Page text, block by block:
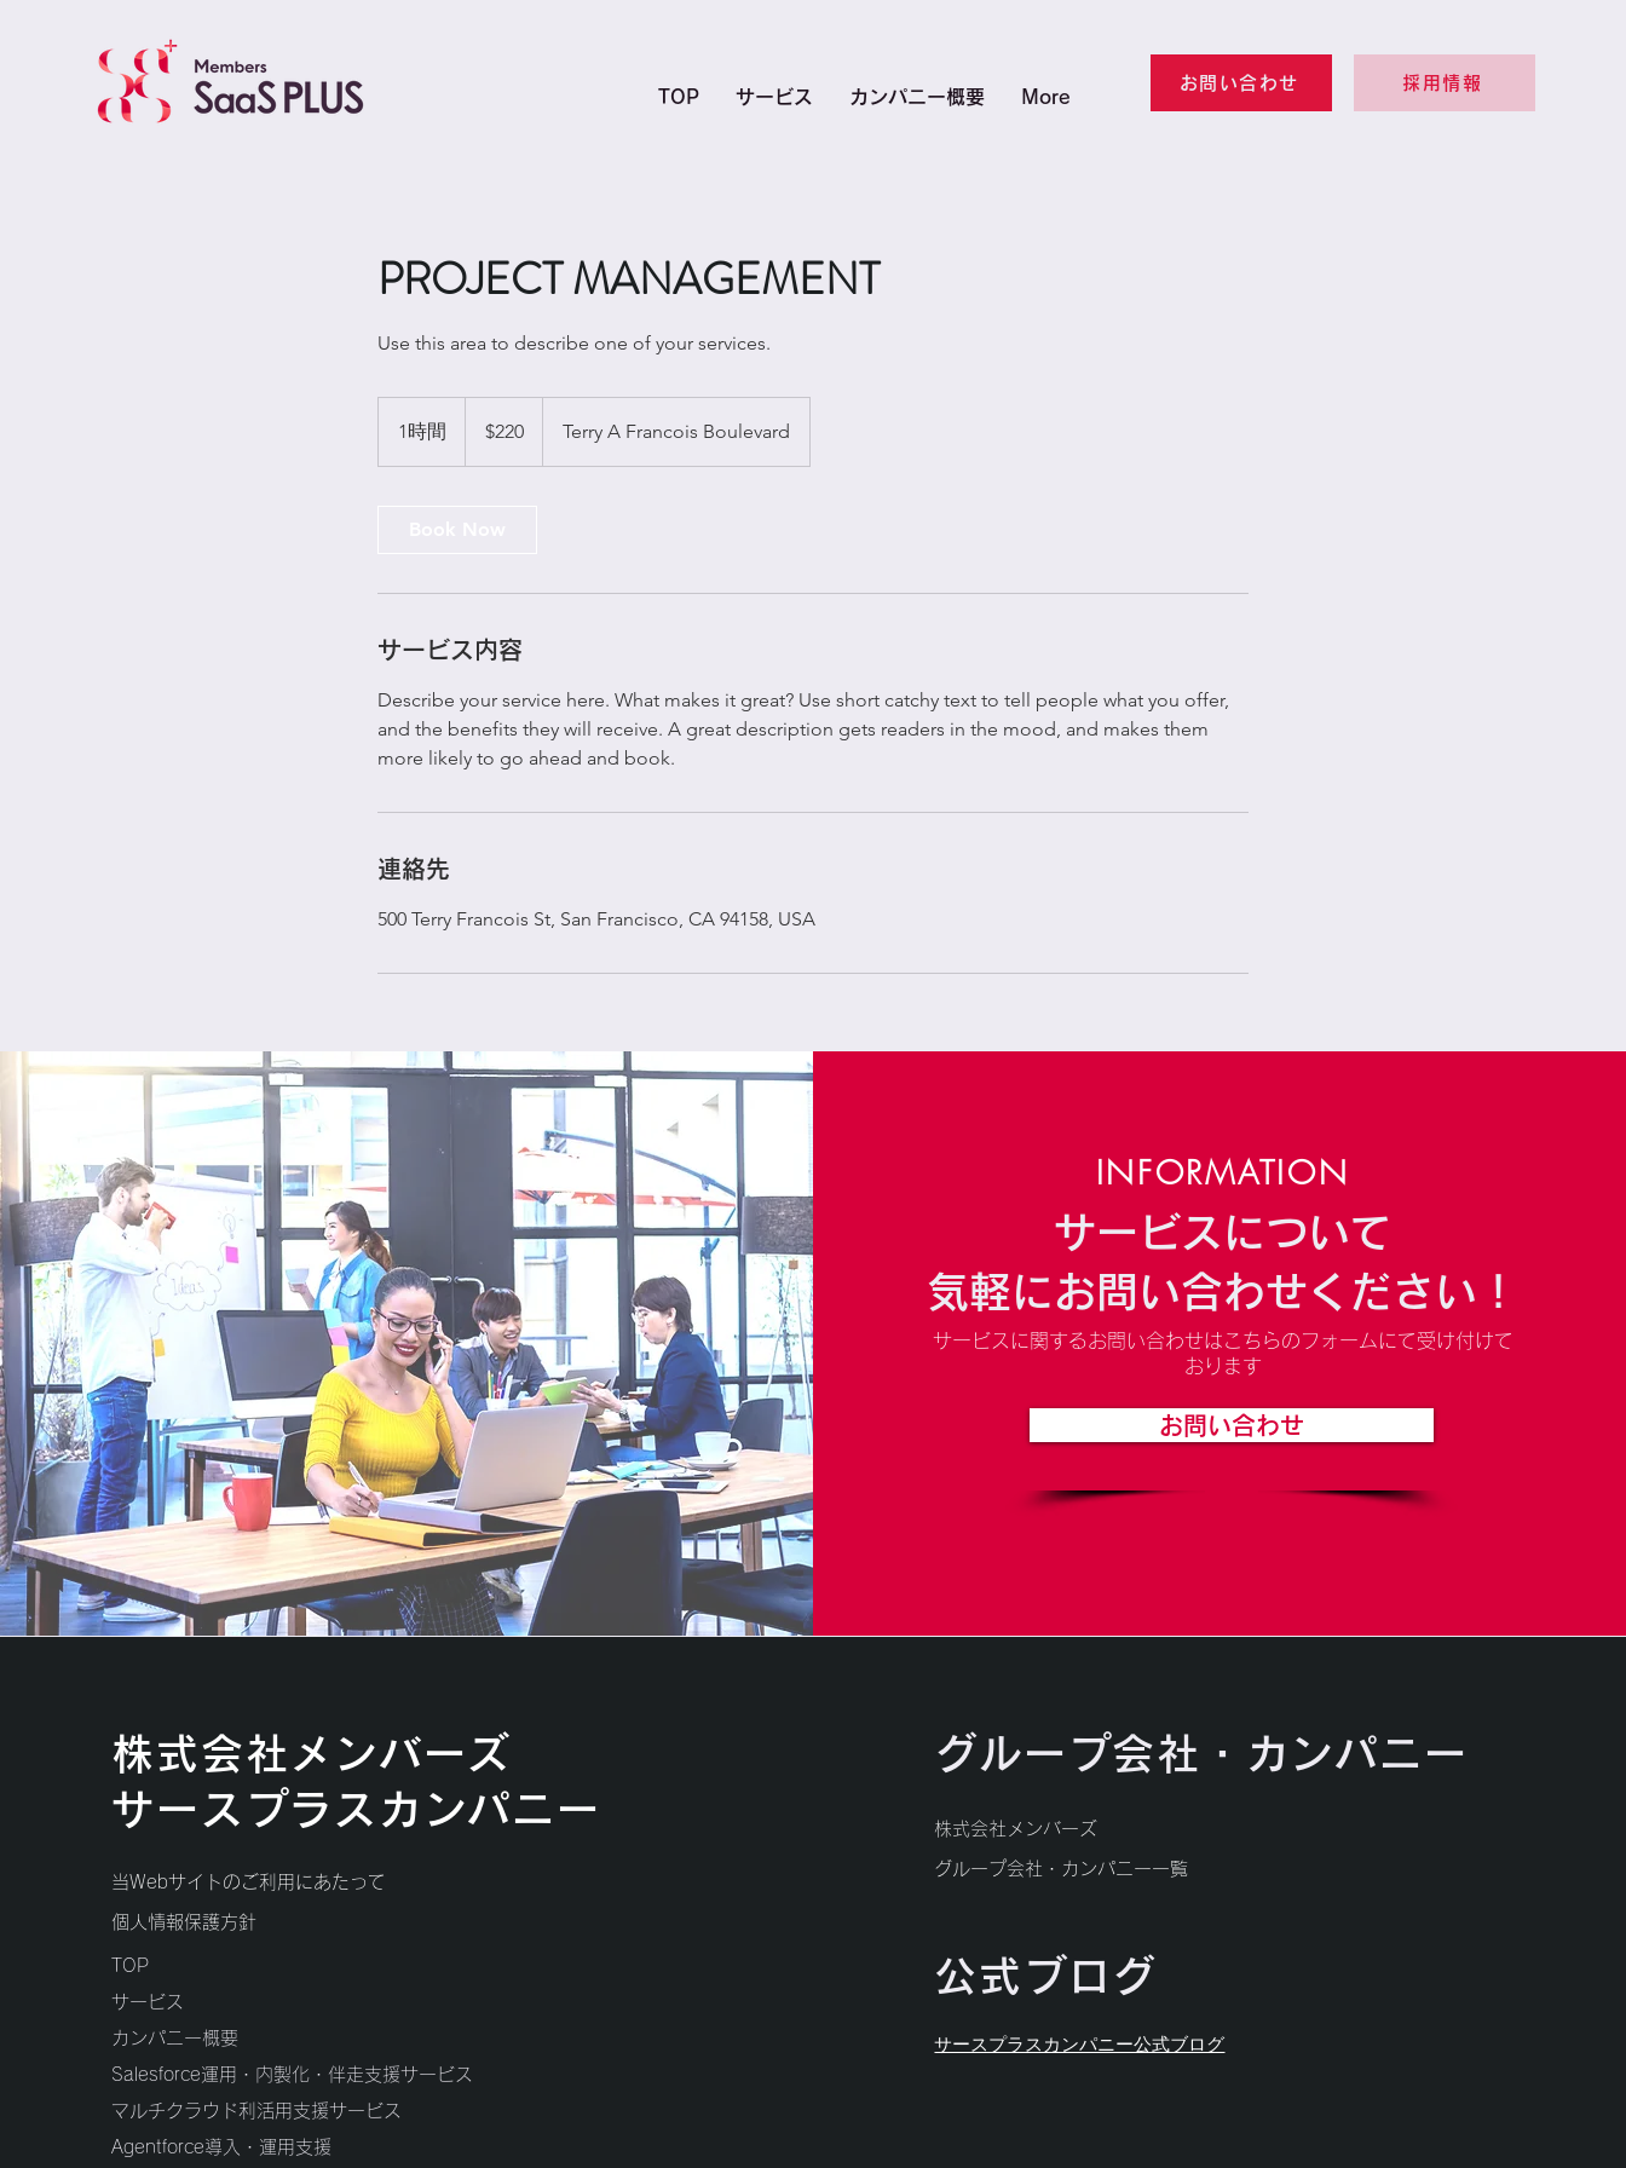
TOP サービス カンパニー概要 More
お問い合わせ 採用情報
PROJECT MANAGEMENT
Use this area to describe one of your services.
1時間
時
$220 Terry A Francois Boulevard
サービス内容
Describe your service here. What makes it great? Use short catchy text to tell people what you offer,
and the benefits they will receive. A great description gets readers in the mood, and makes them
more likely to go ahead and book.
連絡先
500 Terry Francois St, San Francisco, CA 94158, USA
INFORMATION
サービスについて
気軽にお問い合わせください！
サービスに関するお問い合わせはこちらのフォームにて受け付けて
おります
お問い合わせ
株式会社メンバーズ
サースプラスカンパニー
当Webサイトのご利用にあたって
​個人情報保護方針
TOP
サービス
カンパニー概要
Salesforce運用・内製化・伴走支援サービス
マルチクラウド利活用支援サービス
Agentforce導入・運用支援
グループ会社・カンパニー
株式会社メンバーズ
​グループ会社・カンパニー一覧
公式ブログ
​サースプラスカンパニー公式ブログ